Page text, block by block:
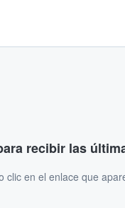
recibir las
en el enlace que